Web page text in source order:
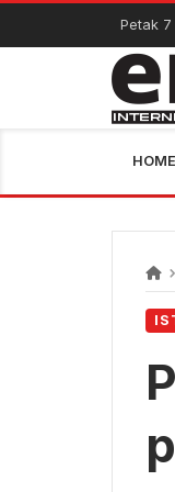
Skip
content
Petak 7
HOME